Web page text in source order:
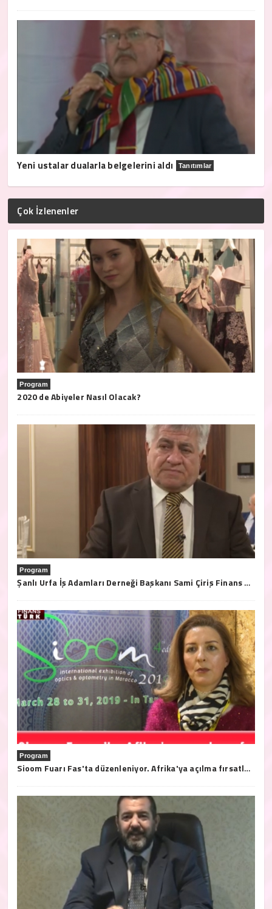
Yeni ustalar dualarla belgelerini aldı Tanıtımlar
Çok İzlenenler
Program
2020 de Abiyeler Nasıl Olacak?
Program
Şanlı Urfa İş Adamları Derneği Başkanı Sami Çiriş Finans Türk Tv'ye açıklamalarda bulundu.
Program
Sioom Fuarı Fas'ta düzenleniyor. Afrika'ya açılma fırsatları bu fuarda..28/31 2019 Mart tarihleri arasında Tanja'da